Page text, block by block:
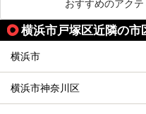
おすすめのアク
横浜市戸塚区近隣の
横浜市
横浜市神奈川区